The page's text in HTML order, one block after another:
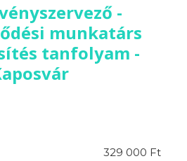
-
munkatárs
tanfolyam -
329 000 Ft